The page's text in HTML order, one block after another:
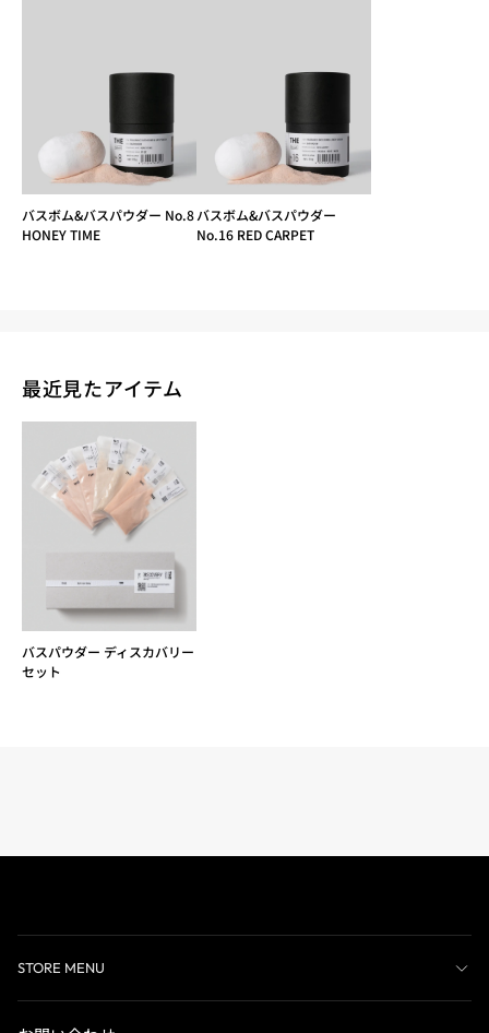
バスボム&バスパウダー No.8
HONEY TIME
バスボム&バスパウダー
No.16 RED CARPET
最近見たアイテム
バスパウダー ディスカバリー
セット
STORE MENU